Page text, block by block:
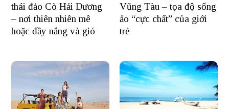
thái đảo Cò Hải Dương
– nơi thiên nhiên mê
hoặc đầy nắng và gió
Vũng Tàu – tọa độ sống
ảo “cực chất” của giới
trẻ